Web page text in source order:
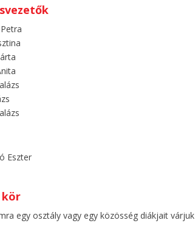
Eszter
kör
egy osztály vagy egy közösség diákjait várjuk